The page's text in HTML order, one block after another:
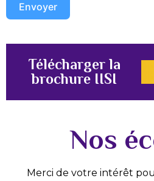
Envoyer
Télécharger la
brochure IISI
Nos
Merci de votre intérêt